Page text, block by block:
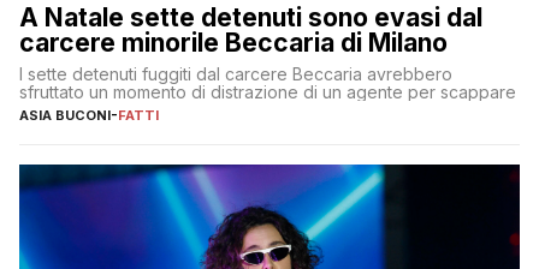
A Natale sette detenuti sono evasi dal
carcere minorile Beccaria di Milano
I sette detenuti fuggiti dal carcere Beccaria avrebbero
sfruttato un momento di distrazione di un agente per scappare
ASIA BUCONI-FATTI